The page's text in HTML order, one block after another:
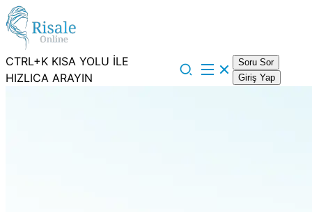
CTRL+K KISA YOLU İLE
HIZLICA ARAYIN
Soru Sor
Giriş Yap